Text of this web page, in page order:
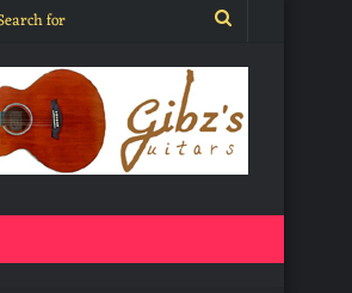
Search
for